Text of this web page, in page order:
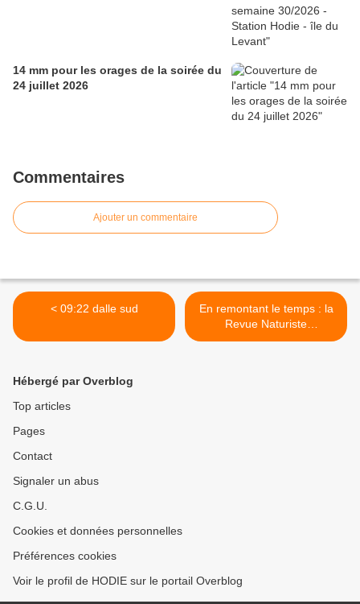
14 mm pour les orages de la soirée du
24 juillet 2026
Commentaires
Ajouter un commentaire
< 09:22 dalle sud
En remontant le temps : la
Revue Naturiste
Internationale n°177 de juin
Hébergé par Overblog
Top articles
Pages
Contact
Signaler un abus
C.G.U.
Cookies et données personnelles
Préférences cookies
Voir le profil de HODIE sur le portail Overblog